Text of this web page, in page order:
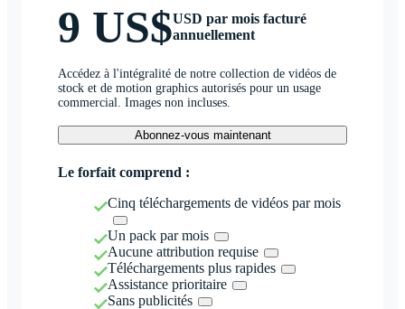
9 US$USD par mois facturé
annuellement
Accédez à l'intégralité de notre collection de vidéos de
stock et de motion graphics autorisés pour un usage
commercial. Images non incluses.
Abonnez-vous maintenant
Le forfait comprend :
Cinq téléchargements de vidéos par mois
Un pack par mois
Aucune attribution requise
Téléchargements plus rapides
Assistance prioritaire
Sans publicités